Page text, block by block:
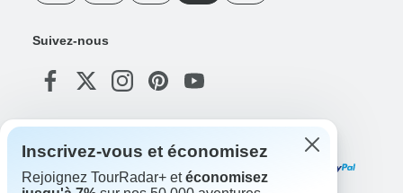
Suivez-nous
Inscrivez-vous et économisez
Rejoignez TourRadar+ etéconomisez